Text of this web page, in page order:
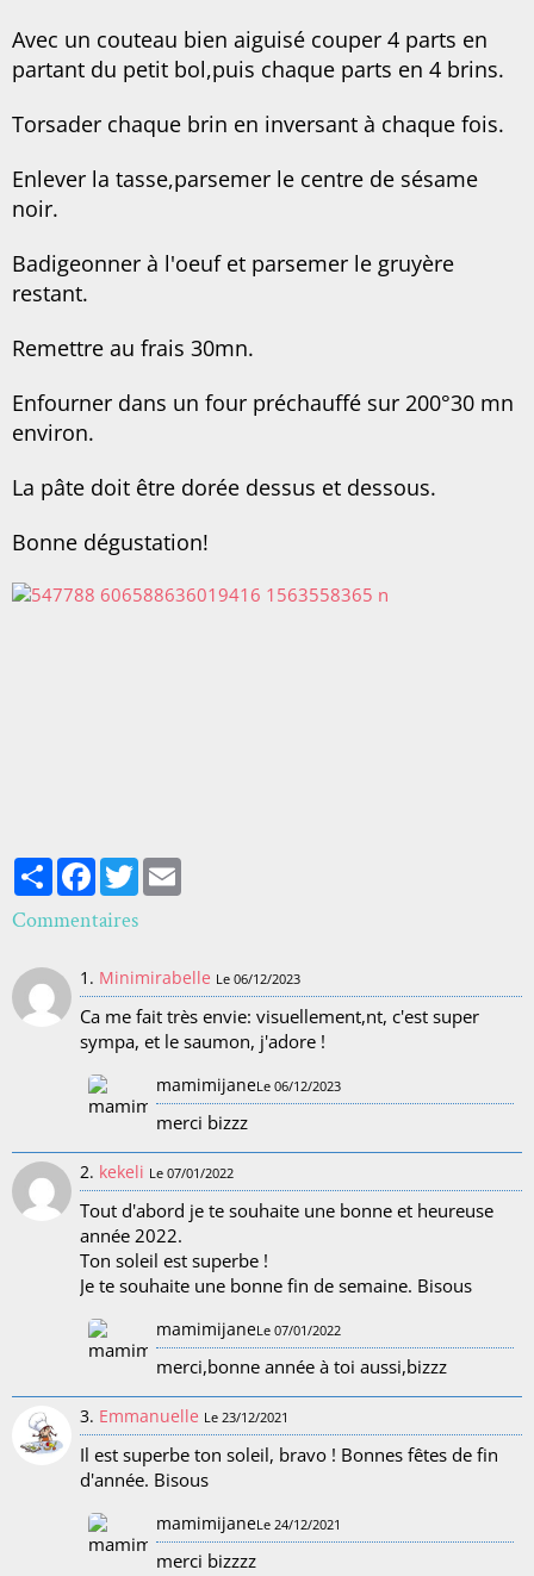
Avec un couteau bien aiguisé couper 4 parts en
partant du petit bol,puis chaque parts en 4 brins.
Torsader chaque brin en inversant à chaque fois.
Enlever la tasse,parsemer le centre de sésame
noir.
Badigeonner à l'oeuf et parsemer le gruyère
restant.
Remettre au frais 30mn.
Enfourner dans un four préchauffé sur 200°30 mn
environ.
La pâte doit être dorée dessus et dessous.
Bonne dégustation!
PartagerFacebook
Twitter
Commentaires
1. Minimirabelle Le 06/12/2023
Ca me fait très envie: visuellement,nt, c'est super
sympa, et le saumon, j'adore !
mamimijaneLe 06/12/2023
merci bizzz
2. kekeli Le 07/01/2022
Tout d'abord je te souhaite une bonne et heureuse
année 2022.
Ton soleil est superbe !
Je te souhaite une bonne fin de semaine. Bisous
mamimijaneLe 07/01/2022
merci,bonne année à toi aussi,bizzz
3. Emmanuelle Le 23/12/2021
Il est superbe ton soleil, bravo ! Bonnes fêtes de fin
d'année. Bisous
mamimijaneLe 24/12/2021
merci bizzzz